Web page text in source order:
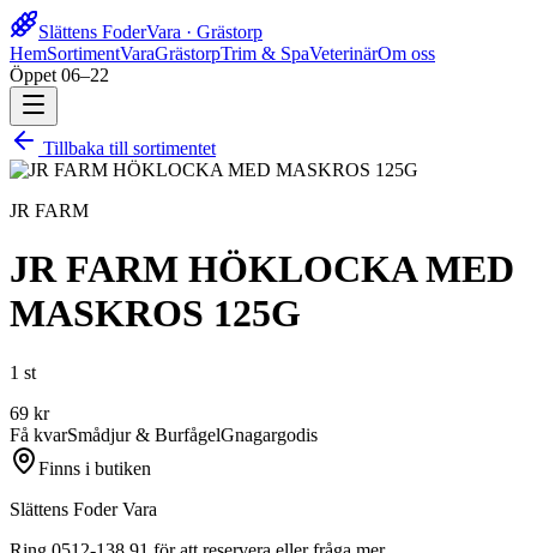
Slättens FoderVara · Grästorp
HemSortimentVaraGrästorpTrim & SpaVeterinärOm oss
Öppet 06–22
Tillbaka till sortimentet
JR FARM
JR FARM HÖKLOCKA MED
MASKROS 125G
1 st
69 kr
Få kvarSmådjur & BurfågelGnagargodis
Finns i butiken
Slättens Foder Vara